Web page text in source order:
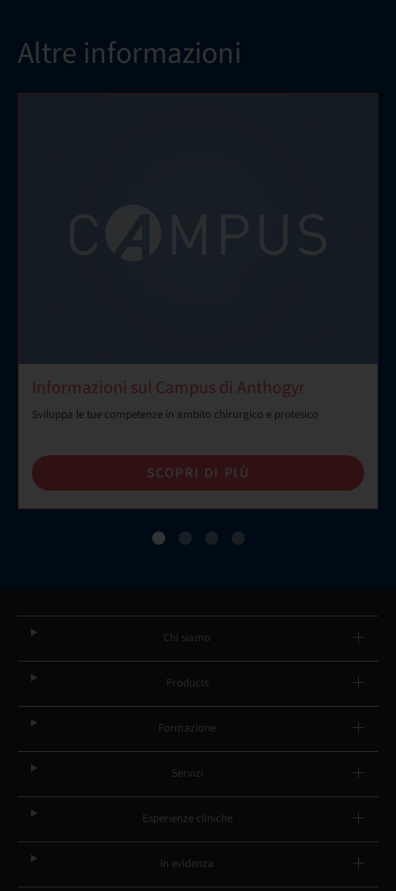
Altre informazioni
Informazioni sul Campus di Anthogyr
Sviluppa le tue competenze in ambito chirurgico e protesico
SCOPRI DI PIÙ
Chi siamo
Products
Formazione
Servizi
Esperienze cliniche
In evidenza